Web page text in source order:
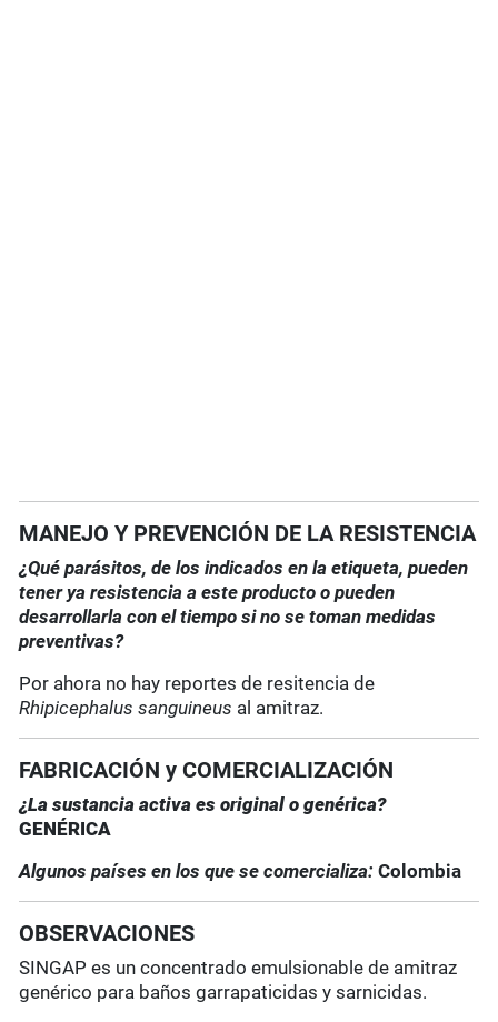
MANEJO Y PREVENCIÓN DE LA RESISTENCIA
¿Qué parásitos, de los indicados en la etiqueta, pueden
tener ya resistencia a este producto o pueden
desarrollarla con el tiempo si no se toman medidas
preventivas?
Por ahora no hay reportes de resitencia de
Rhipicephalus sanguineus al amitraz.
FABRICACIÓN y COMERCIALIZACIÓN
¿La sustancia activa es original o genérica?
GENÉRICA
Algunos países en los que se comercializa:Colombia
OBSERVACIONES
SINGAP es un concentrado emulsionable de amitraz
genérico para baños garrapaticidas y sarnicidas.